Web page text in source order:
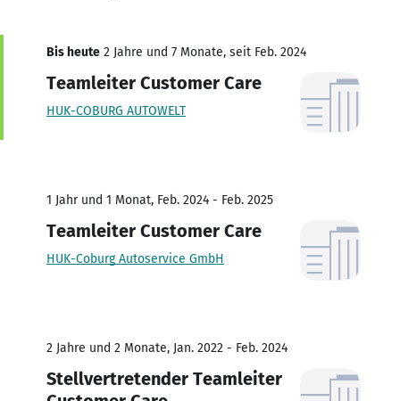
Bis heute 2 Jahre und 7 Monate, seit Feb. 2024
Teamleiter Customer Care
HUK-COBURG AUTOWELT
1 Jahr und 1 Monat, Feb. 2024 - Feb. 2025
Teamleiter Customer Care
HUK-Coburg Autoservice GmbH
2 Jahre und 2 Monate, Jan. 2022 - Feb. 2024
Stellvertretender Teamleiter